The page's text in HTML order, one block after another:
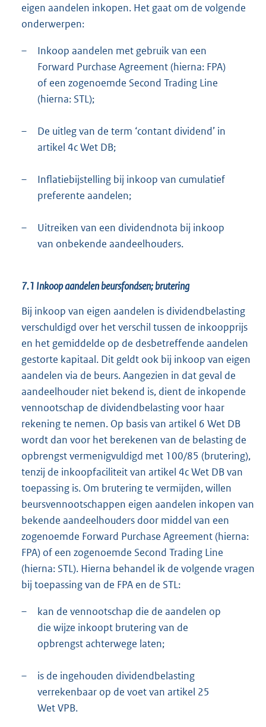
eigen aandelen inkopen. Het gaat om de volgende
onderwerpen:
–
Inkoop aandelen met gebruik van een
Forward Purchase Agreement (hierna: FPA)
of een zogenoemde Second Trading Line
(hierna: STL);
–
De uitleg van de term ‘contant dividend’ in
artikel 4c Wet DB;
–
Inflatiebijstelling bij inkoop van cumulatief
preferente aandelen;
–
Uitreiken van een dividendnota bij inkoop
van onbekende aandeelhouders.
7.1 Inkoop aandelen beursfondsen; brutering
Bij inkoop van eigen aandelen is dividendbelasting
verschuldigd over het verschil tussen de inkoopprijs
en het gemiddelde op de desbetreffende aandelen
gestorte kapitaal. Dit geldt ook bij inkoop van eigen
aandelen via de beurs. Aangezien in dat geval de
aandeelhouder niet bekend is, dient de inkopende
vennootschap de dividendbelasting voor haar
rekening te nemen. Op basis van artikel 6 Wet DB
wordt dan voor het berekenen van de belasting de
opbrengst vermenigvuldigd met 100/85 (brutering),
tenzij de inkoopfaciliteit van artikel 4c Wet DB van
toepassing is. Om brutering te vermijden, willen
beursvennootschappen eigen aandelen inkopen van
bekende aandeelhouders door middel van een
zogenoemde Forward Purchase Agreement (hierna:
FPA) of een zogenoemde Second Trading Line
(hierna: STL). Hierna behandel ik de volgende vragen
bij toepassing van de FPA en de STL:
–
kan de vennootschap die de aandelen op
die wijze inkoopt brutering van de
opbrengst achterwege laten;
–
is de ingehouden dividendbelasting
verrekenbaar op de voet van artikel 25
Wet VPB.